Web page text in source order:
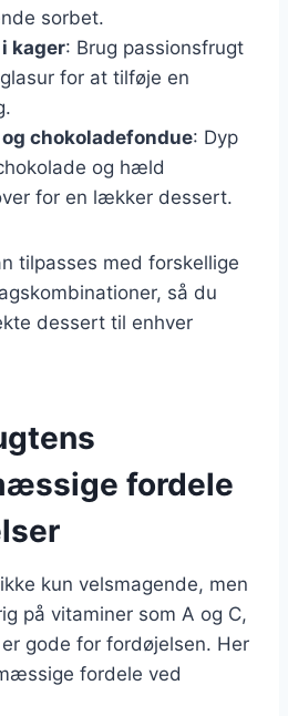
sorbet.
kager: Brug passionsfrugt
for at tilføje en
chokoladefondue: Dyp
og hæld
for en lækker dessert.
tilpasses med forskellige
så du
dessert til enhver
fordele
kun velsmagende, men
på vitaminer som A og C,
gode for fordøjelsen. Her
fordele ved